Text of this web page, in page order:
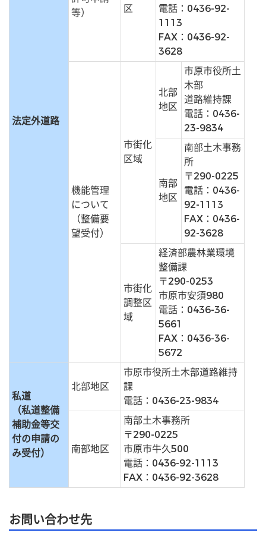
法定外道路
等）
区
電話：0436-92-
1113
FAX：0436-92-
3628
機能管理
について
（整備要
望受付）
市街化
区域
北部
地区
市原市役所土
木部
道路維持課
電話：0436-
23-9834
南部
地区
南部土木事務
所
〒290-0225
電話：0436-
92-1113
FAX：0436-
92-3628
市街化
調整区
域
経済部農林業環境
整備課
〒290-0253
市原市安須980
電話：0436-36-
5661
FAX：0436-36-
5672
私道
（私道整備
補助金等交
付の申請の
み受付）
北部地区
市原市役所土木部道路維持
課
電話：0436-23-9834
南部地区
南部土木事務所
〒290-0225
市原市牛久500
電話：0436-92-1113
FAX：0436-92-3628
お問い合わせ先